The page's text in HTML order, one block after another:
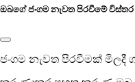
ඔබගේ ජංගම නැවත පිරවීමේ
ජංගම නැවත පිරවීමක් මිලදී